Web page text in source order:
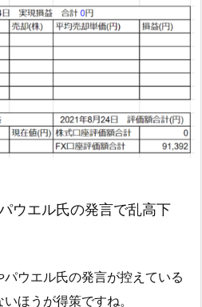
ウエル氏の発言で乱高下
ウエル氏の発言が控えている
ほうが得策ですね。